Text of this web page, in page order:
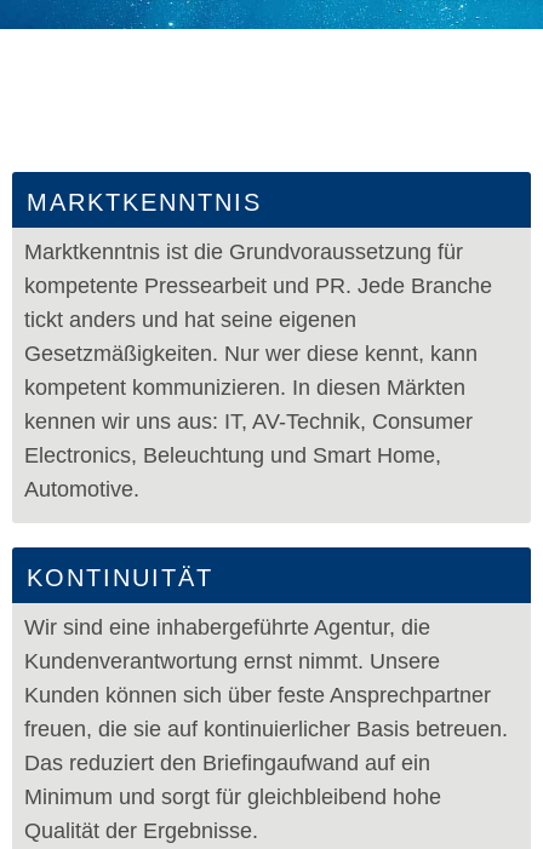
MARKTKENNTNIS
Marktkenntnis ist die Grundvoraussetzung für
kompetente Pressearbeit und PR. Jede Branche
tickt anders und hat seine eigenen
Gesetzmäßigkeiten. Nur wer diese kennt, kann
kompetent kommunizieren. In diesen Märkten
kennen wir uns aus: IT, AV-Technik, Consumer
Electronics, Beleuchtung und Smart Home,
Automotive.
KONTINUITÄT
Wir sind eine inhabergeführte Agentur, die
Kundenverantwortung ernst nimmt. Unsere
Kunden können sich über feste Ansprechpartner
freuen, die sie auf kontinuierlicher Basis betreuen.
Das reduziert den Briefingaufwand auf ein
Minimum und sorgt für gleichbleibend hohe
Qualität der Ergebnisse.